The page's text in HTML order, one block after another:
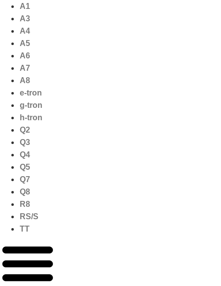
naar
inhoud
A1
A3
A4
A5
A6
A7
A8
e-tron
g-tron
h-tron
Q2
Q3
Q4
Q5
Q7
Q8
R8
RS/S
TT